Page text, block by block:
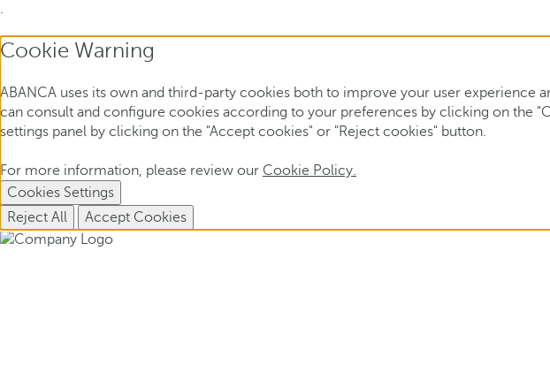
.
Cookie Warning
ABANCA uses its own and third-party cookies both to improve your user
can consult and configure cookies according to your preferences by clicking on the
settings panel by clicking on the "Accept cookies" or "Reject cookies" button.
For more information, please review our Cookie Policy.
Cookies Settings
Reject All
Accept Cookies